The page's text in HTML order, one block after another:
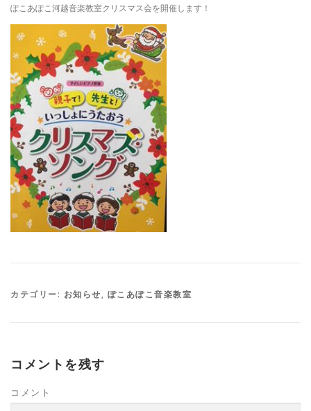
ぽこあぽこ河越音楽教室クリスマス会を開催します！
カテゴリー: お知らせ, ぽこあぽこ音楽教室
コメントを残す
コメント